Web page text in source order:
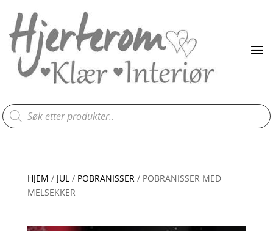
Products
search
HJEM / JUL/ POBRANISSER/ POBRANISSER MED
MELSEKKER